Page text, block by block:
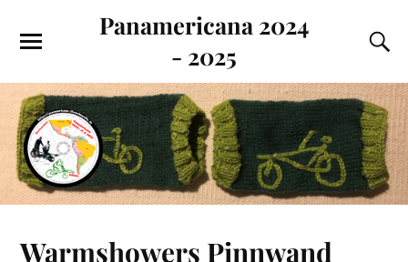
Panamericana 2024
- 2025
Warmshowers Pinnwand